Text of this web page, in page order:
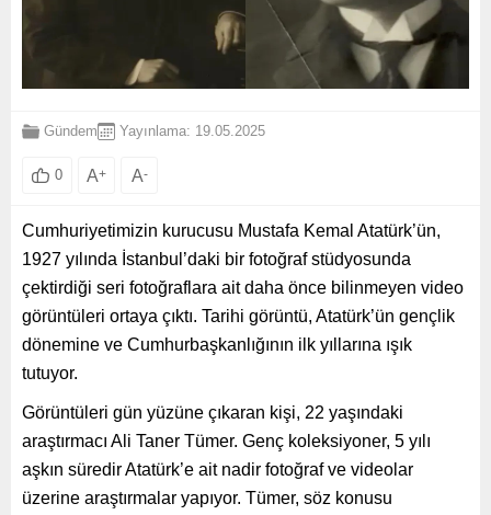
Gündem Yayınlama: 19.05.2025
0 A+ A-
Cumhuriyetimizin kurucusu Mustafa Kemal Atatürk’ün,
1927 yılında İstanbul’daki bir fotoğraf stüdyosunda
çektirdiği seri fotoğraflara ait daha önce bilinmeyen video
görüntüleri ortaya çıktı. Tarihi görüntü, Atatürk’ün gençlik
dönemine ve Cumhurbaşkanlığının ilk yıllarına ışık
tutuyor.
Görüntüleri gün yüzüne çıkaran kişi, 22 yaşındaki
araştırmacı Ali Taner Tümer. Genç koleksiyoner, 5 yılı
aşkın süredir Atatürk’e ait nadir fotoğraf ve videolar
üzerine araştırmalar yapıyor. Tümer, söz konusu